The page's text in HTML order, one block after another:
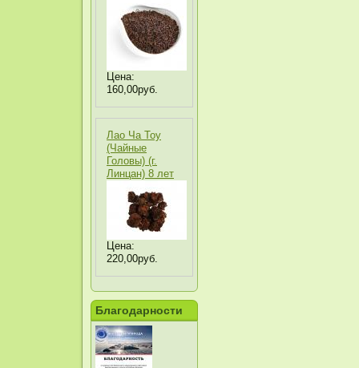
Цена:
160,00руб.
Лао Ча Тоу
(Чайные
Головы) (г.
Линцан) 8 лет
Цена:
220,00руб.
Благодарности